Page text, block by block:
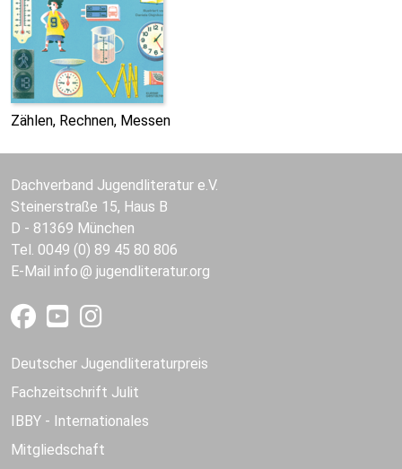
Zählen, Rechnen, Messen
Dachverband Jugendliteratur e.V.
Steinerstraße 15, Haus B
D - 81369 München
Tel. 0049 (0) 89 45 80 806
E-Mail info jugendliteratur.org
Deutscher Jugendliteraturpreis
Fachzeitschrift Julit
IBBY - Internationales
Mitgliedschaft